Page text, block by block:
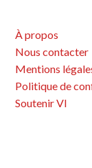
À propos
Nous contacter
Mentions
Politique de
Soutenir VI